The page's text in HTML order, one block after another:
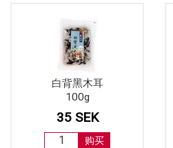
白背黑木耳
100g
35 SEK
购买